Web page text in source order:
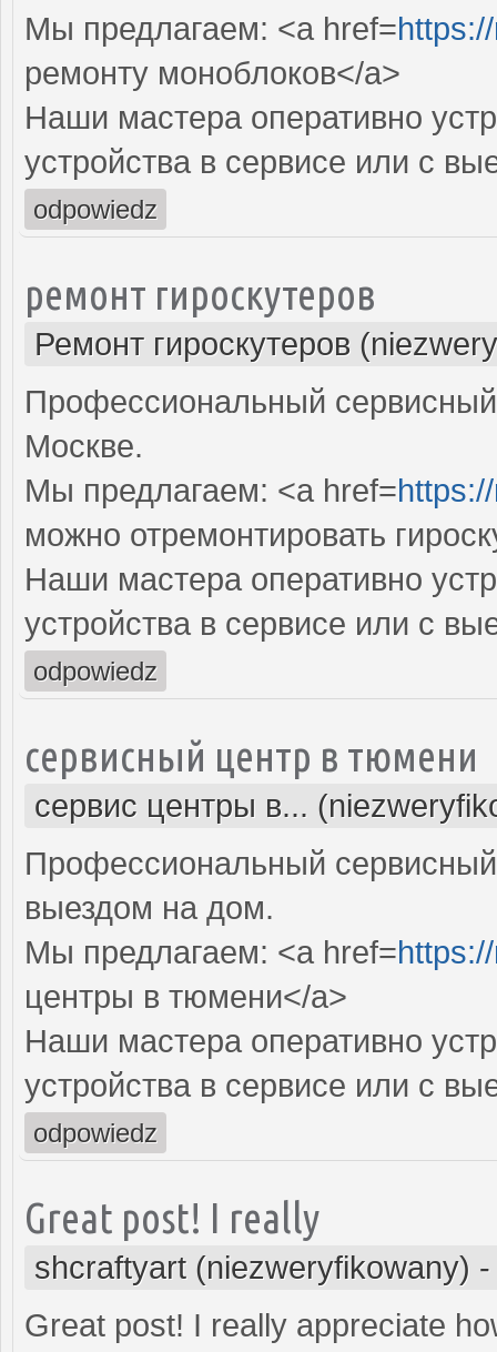
Мы предлагаем: <a href=
ремонту моноблоков</a>
Наши мастера оперативно
устройства в сервисе или с
odpowiedz
ремонт гироскутеров
Ремонт гироскутеров
Профессиональный сервисный
Москве.
Мы предлагаем: <a href=
можно отремонтировать
Наши мастера оперативно
устройства в сервисе или с
odpowiedz
сервисный центр в тюмени
сервис центры в...
Профессиональный
выездом на дом.
Мы предлагаем: <a href=
центры в тюмени</a>
Наши мастера оперативно
устройства в сервисе или с
odpowiedz
Great post! I really
shcraftyart (niezweryfikowany)
Great post! I really appreciate